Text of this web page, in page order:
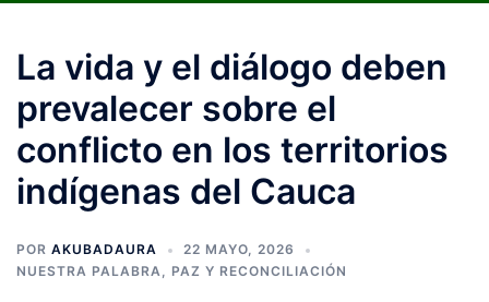
La vida y el diálogo deben
prevalecer sobre el
conflicto en los territorios
indígenas del Cauca
POR AKUBADAURA
22 MAYO, 2026
NUESTRA PALABRA, PAZ Y RECONCILIACIÓN